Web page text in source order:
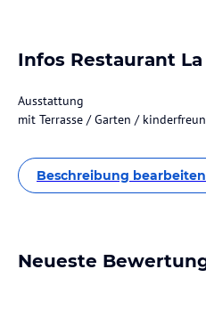
Infos Restaurant
Ausstattung
mit Terrasse / Garten /
Beschreibung bearbeiten
Neueste